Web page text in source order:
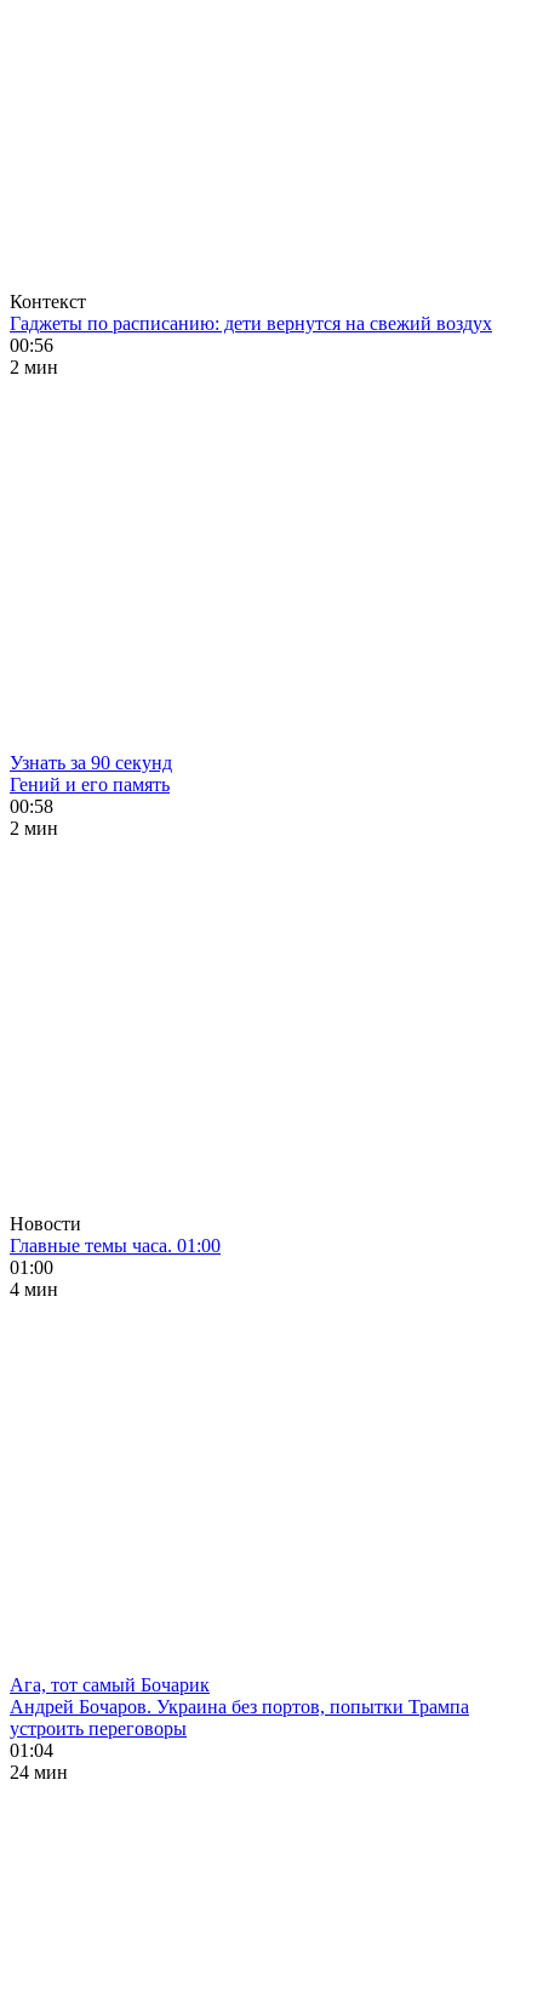
Контекст
Гаджеты по расписанию: дети вернутся на свежий воздух
00:56
2 мин
Узнать за 90 секунд
Гений и его память
00:58
2 мин
Новости
Главные темы часа. 01:00
01:00
4 мин
Ага, тот самый Бочарик
Андрей Бочаров. Украина без портов, попытки Трампа
устроить переговоры
01:04
24 мин